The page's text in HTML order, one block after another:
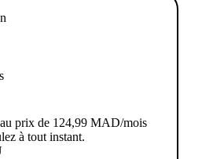
prix de 124,99 MAD/mois
à tout instant.